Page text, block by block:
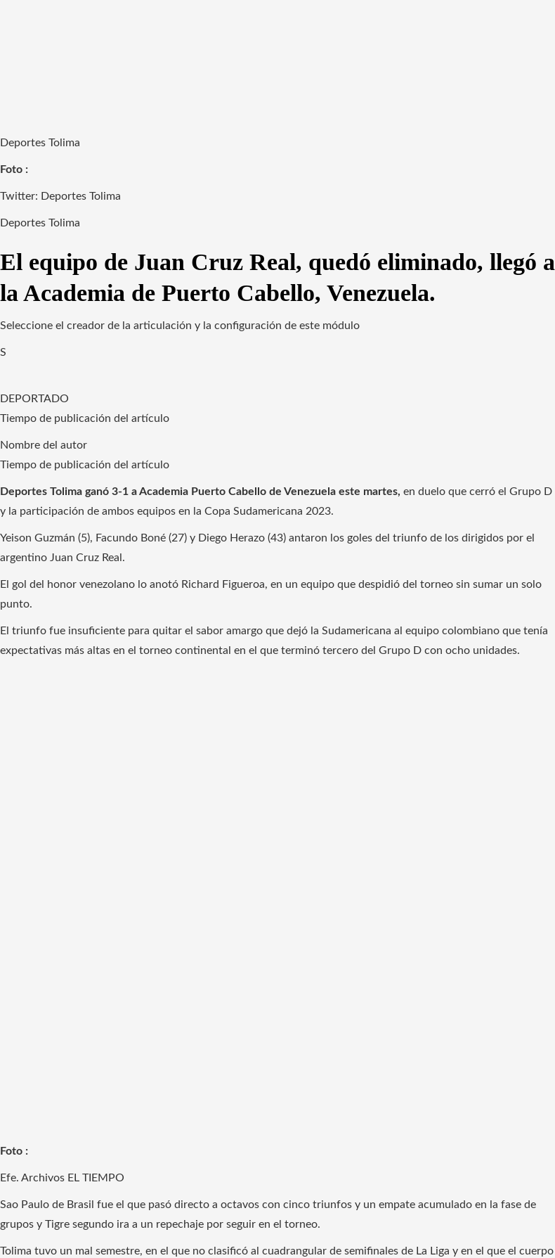
Deportes Tolima
Foto :
Twitter: Deportes Tolima
Deportes Tolima
El equipo de Juan Cruz Real, quedó eliminado, llegó a
la Academia de Puerto Cabello, Venezuela.
Seleccione el creador de la articulación y la configuración de este módulo
S
DEPORTADO
Tiempo de publicación del artículo
Nombre del autor
Tiempo de publicación del artículo
Deportes Tolima ganó 3-1 a Academia Puerto Cabello de Venezuela este martes, en duelo que cerró el Grupo D
y la participación de ambos equipos en la Copa Sudamericana 2023.
Yeison Guzmán (5), Facundo Boné (27) y Diego Herazo (43) antaron los goles del triunfo de los dirigidos por el
argentino Juan Cruz Real.
El gol del honor venezolano lo anotó Richard Figueroa, en un equipo que despidió del torneo sin sumar un solo
punto.
El triunfo fue insuficiente para quitar el sabor amargo que dejó la Sudamericana al equipo colombiano que tenía
expectativas más altas en el torneo continental en el que terminó tercero del Grupo D con ocho unidades.
Foto :
Efe. Archivos EL TIEMPO
Sao Paulo de Brasil fue el que pasó directo a octavos con cinco triunfos y un empate acumulado en la fase de
grupos y Tigre segundo ira a un repechaje por seguir en el torneo.
Tolima tuvo un mal semestre, en el que no clasificó al cuadrangular de semifinales de La Liga y en el que el cuerpo